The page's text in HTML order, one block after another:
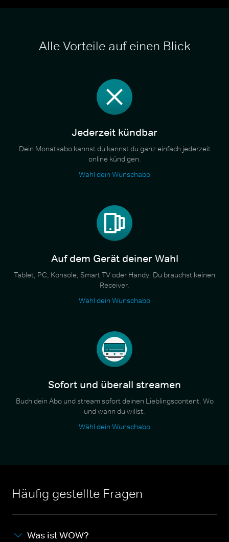
Alle Vorteile auf einen Blick
Jederzeit kündbar
Dein Monatsabo kannst du kannst du ganz einfach jederzeit
online kündigen.
Wähl dein Wunschabo
Auf dem Gerät deiner Wahl
Tablet, PC, Konsole, Smart TV oder Handy. Du brauchst keinen
Receiver.
Wähl dein Wunschabo
Sofort und überall streamen
Buch dein Abo und stream sofort deinen Lieblingscontent. Wo
und wann du willst.
Wähl dein Wunschabo
Häufig gestellte Fragen
Was ist WOW?